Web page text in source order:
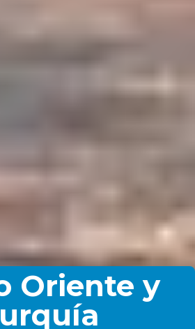
Oriente y